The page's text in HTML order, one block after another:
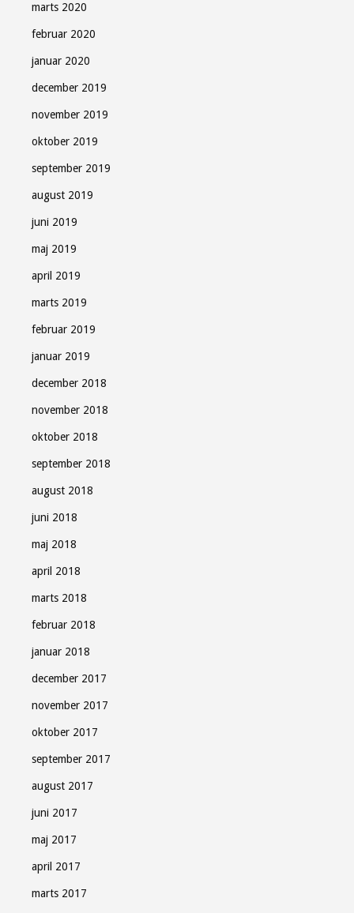
marts 2020
februar 2020
januar 2020
december 2019
november 2019
oktober 2019
september 2019
august 2019
juni 2019
maj 2019
april 2019
marts 2019
februar 2019
januar 2019
december 2018
november 2018
oktober 2018
september 2018
august 2018
juni 2018
maj 2018
april 2018
marts 2018
februar 2018
januar 2018
december 2017
november 2017
oktober 2017
september 2017
august 2017
juni 2017
maj 2017
april 2017
marts 2017